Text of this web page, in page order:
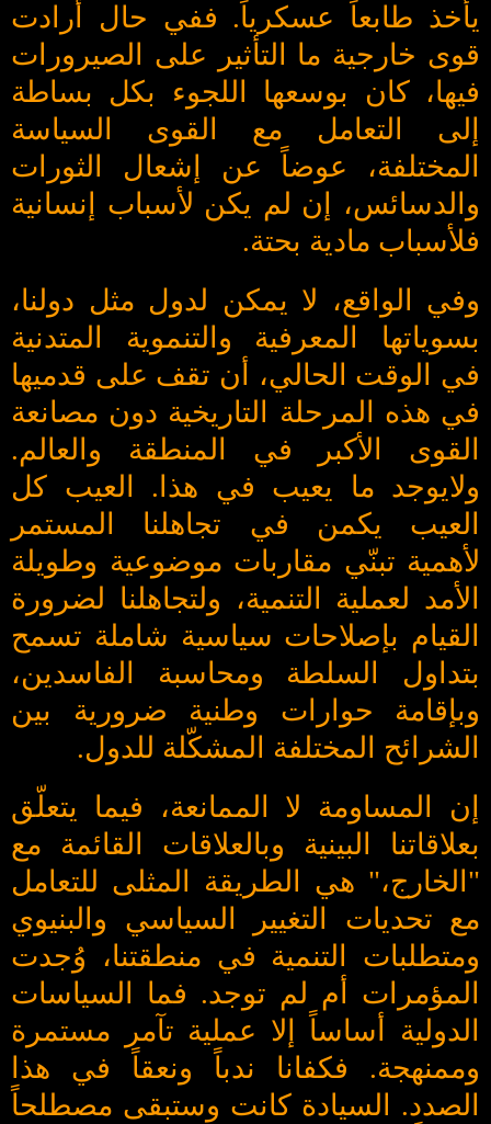
يأخذ طابعاً عسكرياً. ففي حال أرادت
قوى خارجية ما التأثير على الصيرورات
فيها، كان بوسعها اللجوء بكل بساطة
إلى التعامل مع القوى السياسة
المختلفة، عوضاً عن إشعال الثورات
والدسائس، إن لم يكن لأسباب إنسانية
فلأسباب مادية بحتة.
وفي الواقع، لا يمكن لدول مثل دولنا،
بسوياتها المعرفية والتنموية المتدنية
في الوقت الحالي، أن تقف على قدميها
في هذه المرحلة التاريخية دون مصانعة
القوى الأكبر في المنطقة والعالم.
ولايوجد ما يعيب في هذا. العيب كل
العيب يكمن في تجاهلنا المستمر
لأهمية تبنّي مقاربات موضوعية وطويلة
الأمد لعملية التنمية، ولتجاهلنا لضرورة
القيام بإصلاحات سياسية شاملة تسمح
بتداول السلطة ومحاسبة الفاسدين،
وبإقامة حوارات وطنية ضرورية بين
الشرائح المختلفة المشكّلة للدول.
إن المساومة لا الممانعة، فيما يتعلّق
بعلاقاتنا البينية وبالعلاقات القائمة مع
"الخارج،" هي الطريقة المثلى للتعامل
مع تحديات التغيير السياسي والبنيوي
ومتطلبات التنمية في منطقتنا، وُجدت
المؤمرات أم لم توجد. فما السياسات
الدولية أساساً إلا عملية تآمر مستمرة
وممنهجة. فكفانا ندباً ونعقاً في هذا
الصدد. السيادة كانت وستبقى مصطلحاً